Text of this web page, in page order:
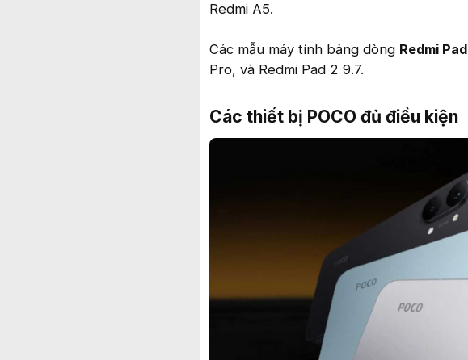
Redmi A5.
Các mẫu máy tính bảng dòng Redmi Pad
Pro, và Redmi Pad 2 9.7.
Các thiết bị POCO đủ điều kiện​